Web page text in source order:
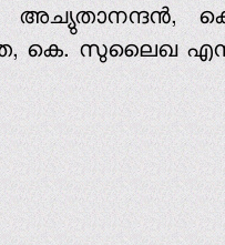
കെ.
കെ. സുലൈഖ